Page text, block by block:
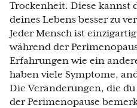
Trockenheit. Diese kannst
deines Lebens besser zu
Jeder Mensch ist
während der
Erfahrungen wie ein
haben viele Symptome,
Die Veränderungen, die
der Perimenopause